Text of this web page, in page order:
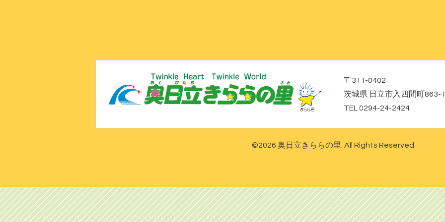
〒311-0402
茨城県 日立市入四間町863-1
TEL 0294-24-2424
©2026 奥日立きららの里. All Rights Reserved.